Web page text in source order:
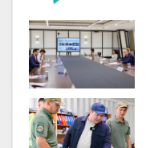
з
а
п
и